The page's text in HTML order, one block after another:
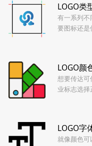
LOGO类
有一系列
要图标还是
LOGO颜
想要传达
业标志选择
LOGO字
就像颜色